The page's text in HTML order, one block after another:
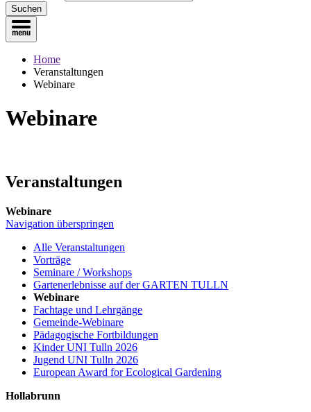
Suchen
Home
Veranstaltungen
Webinare
Webinare
Veranstaltungen
Webinare
Navigation überspringen
Alle Veranstaltungen
Vorträge
Seminare / Workshops
Gartenerlebnisse auf der GARTEN TULLN
Webinare
Fachtage und Lehrgänge
Gemeinde-Webinare
Pädagogische Fortbildungen
Kinder UNI Tulln 2026
Jugend UNI Tulln 2026
European Award for Ecological Gardening
Hollabrunn